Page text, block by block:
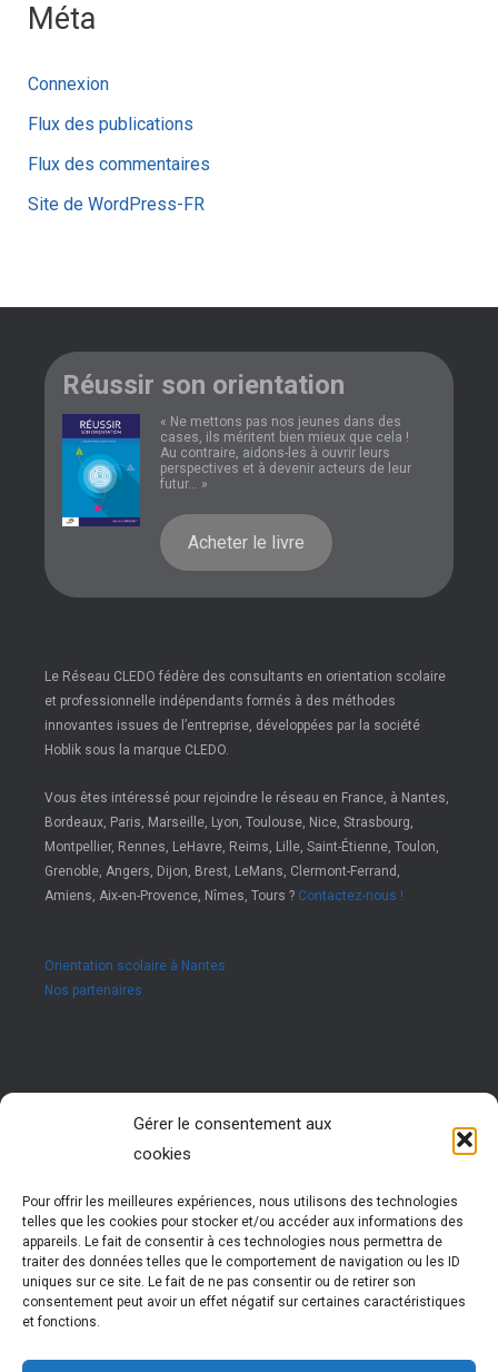
Gérer le consentement aux
cookies
Pour offrir les meilleures expériences, nous utilisons des technologies
telles que les cookies pour stocker et/ou accéder aux informations des
appareils. Le fait de consentir à ces technologies nous permettra de
traiter des données telles que le comportement de navigation ou les ID
uniques sur ce site. Le fait de ne pas consentir ou de retirer son
consentement peut avoir un effet négatif sur certaines caractéristiques
et fonctions.
Méta
Connexion
Flux des publications
Flux des commentaires
Site de WordPress-FR
Réussir son orientation
« Ne mettons pas nos jeunes dans des
cases, ils méritent bien mieux que cela !
Au contraire, aidons-les à ouvrir leurs
perspectives et à devenir acteurs de leur
futur... »
Acheter le livre
Le Réseau CLEDO fédère des consultants en orientation scolaire
et professionnelle indépendants formés à des méthodes
innovantes issues de l’entreprise, développées par la société
Hoblik sous la marque CLEDO.
Vous êtes intéressé pour rejoindre le réseau en France, à Nantes,
Bordeaux, Paris, Marseille, Lyon, Toulouse, Nice, Strasbourg,
Montpellier, Rennes, LeHavre, Reims, Lille, Saint-Étienne, Toulon,
Grenoble, Angers, Dijon, Brest, LeMans, Clermont-Ferrand,
Amiens, Aix-en-Provence, Nîmes, Tours ? Contactez-nous !
Orientation scolaire à Nantes
Nos partenaires
Rejoignez nous !
Vous êtes passionné par les ressources humaines ?
dans leur réussite ?
Rejoignez notre réseau !
Nous vous formons pour vous permettre d’exercer cette
activité très enrichissante
Vous évoluez et participez à la vie d’un réseau
national dynamique